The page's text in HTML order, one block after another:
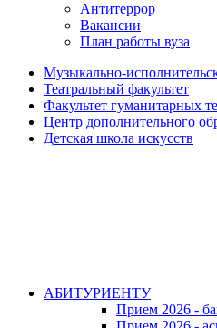
Антитеррор
Вакансии
План работы вуза
Музыкально-
Театральный факультет
Факультет гуманитарных
Центр дополнительного
Детская школа искусств
АБИТУРИЕНТУ
Прием 2026 -